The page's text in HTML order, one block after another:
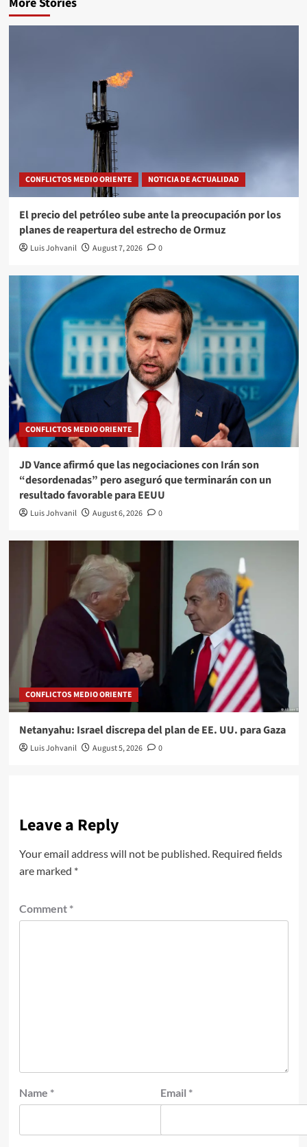
CONFLICTOS MEDIO ORIENTE NOTICIA DE ACTUALIDAD
El precio del petróleo sube ante la preocupación por los
planes de reapertura del estrecho de Ormuz
Luis Johvanil August 7, 2026 0
CONFLICTOS MEDIO ORIENTE
JD Vance afirmó que las negociaciones con Irán son
“desordenadas” pero aseguró que terminarán con un
resultado favorable para EEUU
Luis Johvanil August 6, 2026 0
CONFLICTOS MEDIO ORIENTE
Netanyahu: Israel discrepa del plan de EE. UU. para Gaza
Luis Johvanil August 5, 2026 0
Leave a Reply
Your email address will not be published. Required fields
are marked *
Comment *
Name * Email *